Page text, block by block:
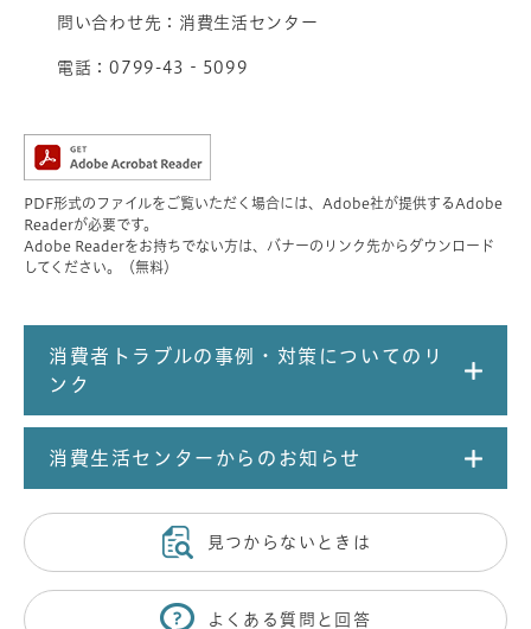
問い合わせ先：消費生活センター
電話：0799-43‐5099
PDF形式のファイルをご覧いただく場合には、Adobe社が提供するAdobe
Readerが必要です。
Adobe Readerをお持ちでない方は、バナーのリンク先からダウンロード
してください。（無料）
消費者トラブルの事例・対策についてのリ
ンク
消費生活センターからのお知らせ
見つからないときは
よくある質問と回答